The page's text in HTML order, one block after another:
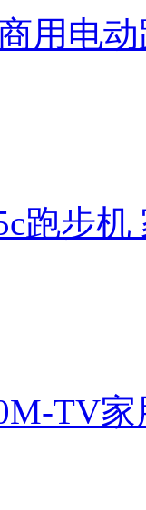
用电
跑步机
TV家